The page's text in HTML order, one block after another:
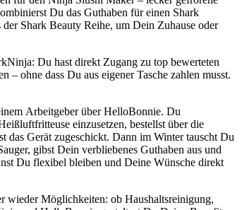
Du das Guthaben für einen Shark
Shark Beauty Reihe, um Dein Zuhause oder
Du hast direkt Zugang zu top bewerteten
– ohne dass Du aus eigener Tasche zahlen musst.
Arbeitgeber über HelloBonnie. Du
einzusetzen, bestellst über die
das Gerät zugeschickt. Dann im Winter tauscht Du
gibst Dein verbliebenes Guthaben aus und
Du flexibel bleiben und Deine Wünsche direkt
wieder Möglichkeiten: ob Haushaltsreinigung,